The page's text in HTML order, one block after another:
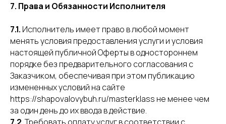
7. Права и Обязанности Исполнителя
7.1. Исполнитель имеет право в любой момент
менять условия предоставления услуги и условия
настоящей публичной Оферты в одностороннем
порядке без предварительного согласования с
Заказчиком, обеспечивая при этом публикацию
измененных условий на сайте
https://shapovalovybuh.ru/masterklass не менее чем
за один день до их ввода в действие.